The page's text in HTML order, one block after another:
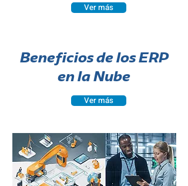
Ver más
Beneficios de los ERP
en la Nube
Ver más